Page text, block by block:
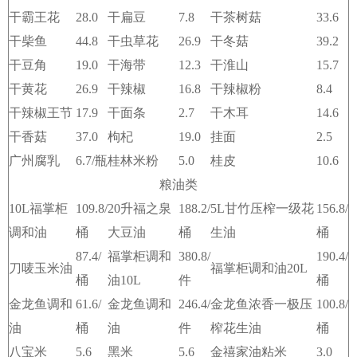
干霸王花 28.0 干扁豆 7.8 干茶树菇
33.6
干柴鱼
44.8 干虫草花 26.9 干冬菇
39.2
干豆角
19.0 干海带 12.3 干淮山
15.7
干黄花
26.9 干辣椒 16.8 干辣椒粉
8.4
干辣椒王节 17.9 干面条 2.7 干木耳
14.6
干香菇
37.0 枸杞 19.0 挂面
2.5
广州腐乳
6.7/瓶桂林米粉 5.0 桂皮
10.6
粮油类
10L福掌柜
调和油
109.8/
桶
20升福之泉
大豆油
188.2/
桶
5L甘竹压榨一级花
生油
156.8/
桶
刀唛玉米油
87.4/
桶
福掌柜调和
油10L
380.8/
件
福掌柜调和油20L
190.4/
桶
金龙鱼调和
油
61.6/
桶
金龙鱼调和
油
246.4/
件
金龙鱼浓香一极压
榨花生油
100.8/
桶
八宝米
5.6 黑米 5.6 金禧家油粘米 3.0